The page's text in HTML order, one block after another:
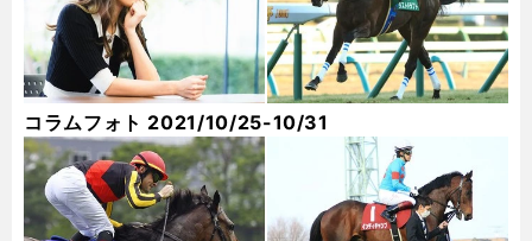
コラムフォト 2021/10/25-10/31